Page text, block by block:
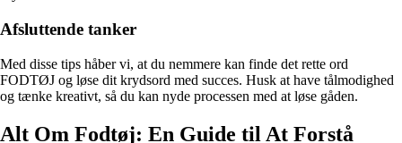
Afsluttende tanker
Med disse tips håber vi, at du nemmere kan finde det rette ord
FODTØJ og løse dit krydsord med succes. Husk at have tålmodighed
og tænke kreativt, så du kan nyde processen med at løse gåden.
Alt Om Fodtøj: En Guide til At Forstå